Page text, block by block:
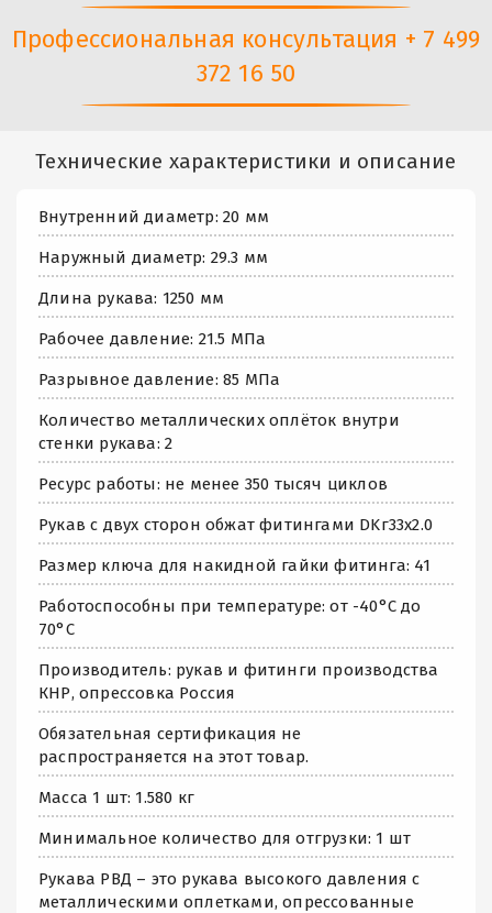
Профессиональная консультация + 7 499
372 16 50
Технические характеристики и описание
Внутренний диаметр: 20 мм
Наружный диаметр: 29.3 мм
Длина рукава: 1250 мм
Рабочее давление: 21.5 МПа
Разрывное давление: 85 МПа
Количество металлических оплёток внутри
стенки рукава: 2
Ресурс работы: не менее 350 тысяч циклов
Рукав с двух сторон обжат фитингами DKг33х2.0
Размер ключа для накидной гайки фитинга: 41
Работоспособны при температуре: от -40°C до
70°C
Производитель: рукав и фитинги производства
КНР, опрессовка Россия
Обязательная сертификация не
распространяется на этот товар.
Масса 1 шт: 1.580 кг
Минимальное количество для отгрузки: 1 шт
Рукава РВД – это рукава высокого давления с
металлическими оплетками, опрессованные